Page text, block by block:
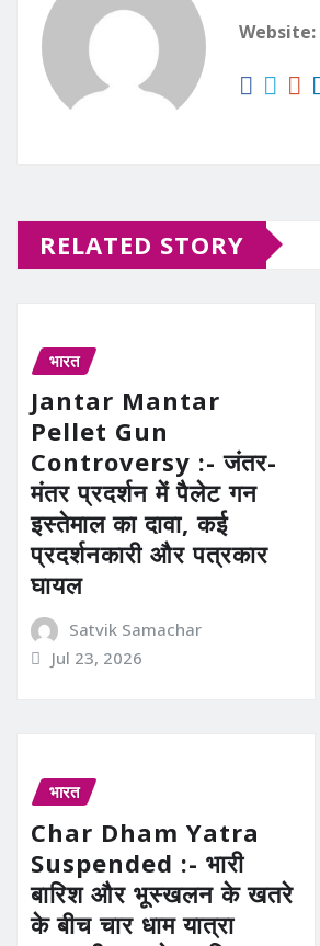
Website:
RELATED STORY
भारत
Jantar Mantar
Pellet Gun
Controversy :- जंतर-
मंतर प्रदर्शन में पैलेट गन
इस्तेमाल का दावा, कई
प्रदर्शनकारी और पत्रकार
घायल
Satvik Samachar
Jul 23, 2026
भारत
Char Dham Yatra
Suspended :- भारी
बारिश और भूस्खलन के खतरे
के बीच चार धाम यात्रा